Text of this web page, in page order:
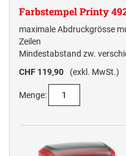
Farbstempel Printy
maximale Abdruckgrösse
Zeilen
Mindestabstand zw.
CHF 119,90
(exkl. MwSt.)
Menge: